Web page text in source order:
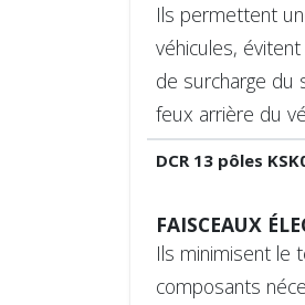
Ils permettent
véhicules,
de surcharge du
feux arrière du
DCR 13 pôles
FAISCEAUX
Ils minimisent le
composants